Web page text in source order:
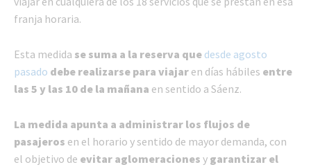
franja horaria.
Esta medida se suma a la reserva que desde agosto
pasado debe realizarse para viajar en días hábiles entre
las 5 y las 10 de la mañana en sentido a Sáenz.
La medida apunta a administrar los flujos de
pasajeros en el horario y sentido de mayor demanda, con
el objetivo de evitar aglomeraciones y garantizar el